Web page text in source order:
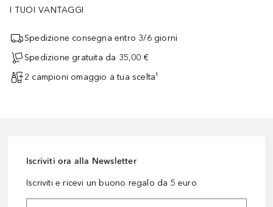
I TUOI VANTAGGI
Spedizione consegna entro 3/6 giorni
Spedizione gratuita da 35,00 €
2 campioni omaggio a tua scelta¹
Iscriviti ora alla Newsletter
Iscriviti e ricevi un buono regalo da 5 euro